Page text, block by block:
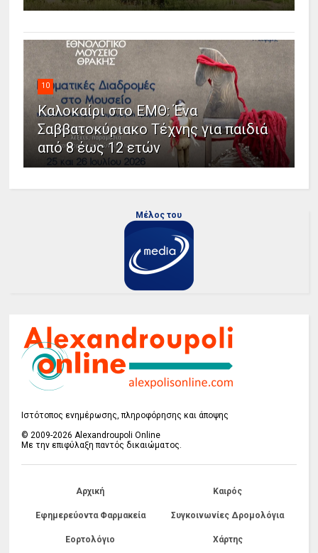
10
Καλοκαίρι στο ΕΜΘ: Ένα
Σαββατοκύριακο Τέχνης για παιδιά
από 8 έως 12 ετών
Μέλος του
Ιστότοπος ενημέρωσης, πληροφόρησης και άποψης
© 2009-2026 Alexandroupoli Online
Με την επιφύλαξη παντός δικαιώματος.
Αρχική Καιρός
Εφημερεύοντα Φαρμακεία Συγκοινωνίες Δρομολόγια
Εορτολόγιο Χάρτης